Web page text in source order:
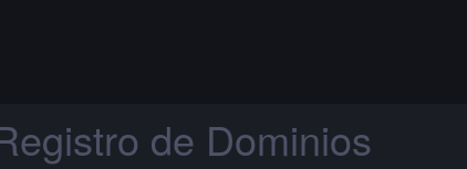
de Dominios